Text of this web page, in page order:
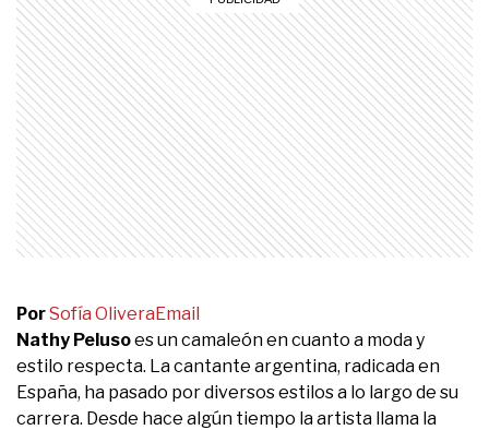
PorSofía OliveraEmail
Nathy Pelusoes un camaleón en cuanto a moda y
estilo respecta. La cantante argentina, radicada en
España, ha pasado por diversos estilos a lo largo de su
carrera. Desde hace algún tiempo la artista llama la